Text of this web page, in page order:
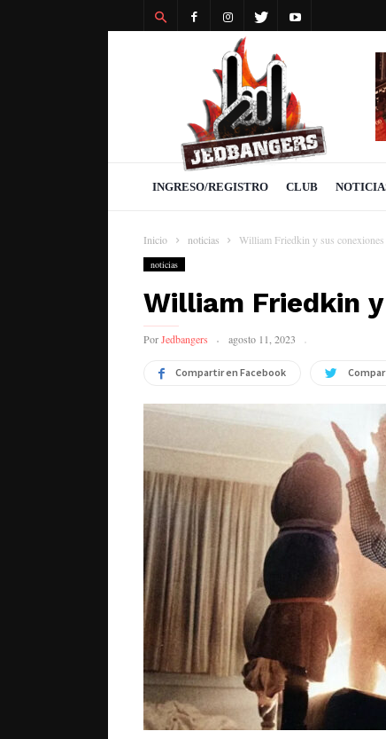
INGRESO/REGISTRO CLUB
Inicio noticias William Friedkin y sus conexiones
noticias
William Friedkin
PorJedbangers agosto 11, 2023
Compartir en Facebook